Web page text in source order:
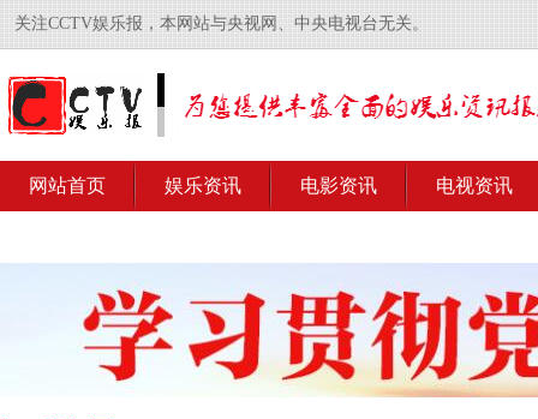
关注CCTV娱乐报，本网站与央视网、中央电视台无关。
网站首页 娱乐资讯 电影资讯 电视资讯